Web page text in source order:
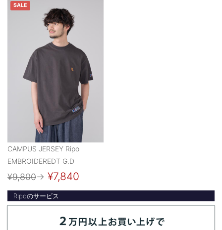
SALE
CAMPUS JERSEY Ripo
EMBROIDEREDT G.D
¥9,800→ ¥7,840
Ripoのサービス